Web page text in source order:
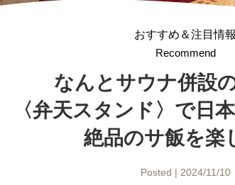
おすすめ＆注目情報
Recommend
なんとサウナ併設
〈弁天スタンド〉で日
絶品のサ飯を楽
Posted | 2024/11/10